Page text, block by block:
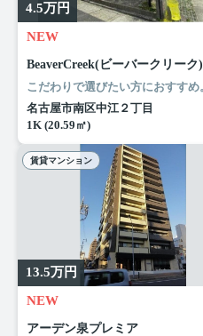
4.5万円
NEW
BeaverCreek(ビーバークリーク)
名古屋市南区中江２丁目
1K (20.59㎡)
賃貸マンション
13.5万円
NEW
アーデン泉プレミア